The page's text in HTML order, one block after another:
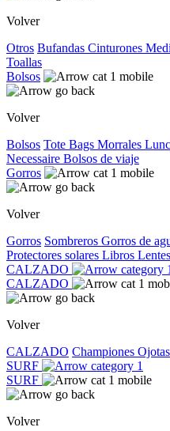
Volver
Otros Bufandas Cinturones
Toallas
Bolsos
Volver
Bolsos Tote Bags Morrales
Necessaire Bolsos de viaje
Gorros
Volver
Gorros Sombreros Gorros de
Protectores solares Libros Lentes
CALZADO
CALZADO
Volver
CALZADO Championes
SURF
SURF
Volver